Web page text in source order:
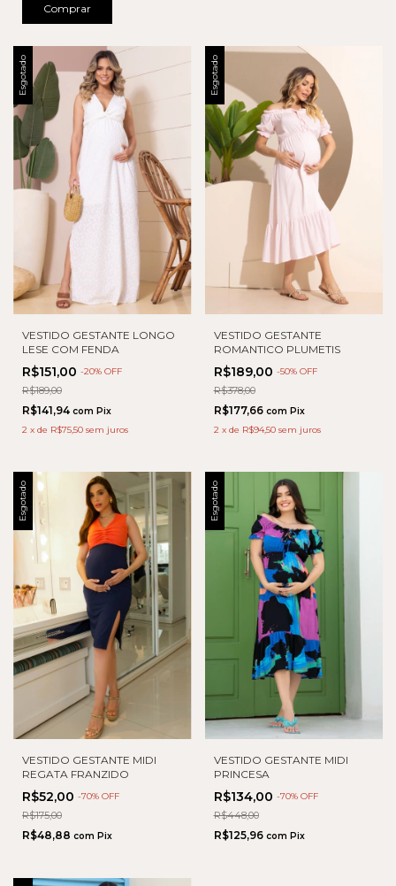
Comprar
Esgotado
VESTIDO GESTANTE LONGO
LESE COM FENDA
R$151,00 -20% OFF
R$189,00
R$141,94 com Pix
2 x de R$75,50 sem juros
Esgotado
VESTIDO GESTANTE
ROMANTICO PLUMETIS
R$189,00 -50% OFF
R$378,00
R$177,66 com Pix
2 x de R$94,50 sem juros
Esgotado
VESTIDO GESTANTE MIDI
REGATA FRANZIDO
R$52,00 -70% OFF
R$175,00
R$48,88 com Pix
Esgotado
VESTIDO GESTANTE MIDI
PRINCESA
R$134,00 -70% OFF
R$448,00
R$125,96 com Pix